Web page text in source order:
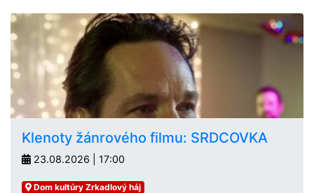
Klenoty žánrového filmu: SRDCOVKA
23.08.2026 | 17:00
Dom kultúry Zrkadlový háj